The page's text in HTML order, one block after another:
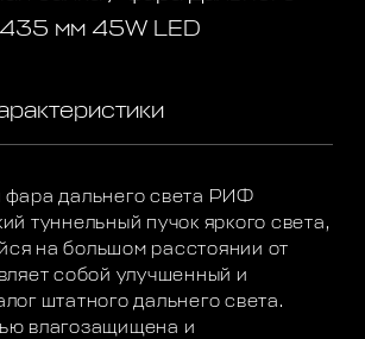
мм 45W LED
фара дальнего света РИФ
туннельный пучок яркого света,
на большом расстоянии от
собой улучшенный и
штатного дальнего света.
влагозащищена и